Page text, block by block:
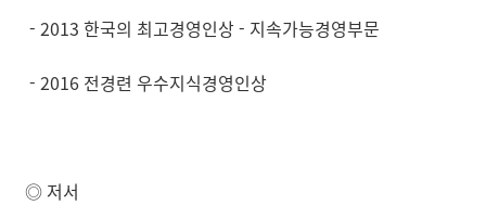
- 2013 한국의 최고경영인상 - 지속가능경영부문
- 2016 전경련 우수지식경영인상
◎ 저서